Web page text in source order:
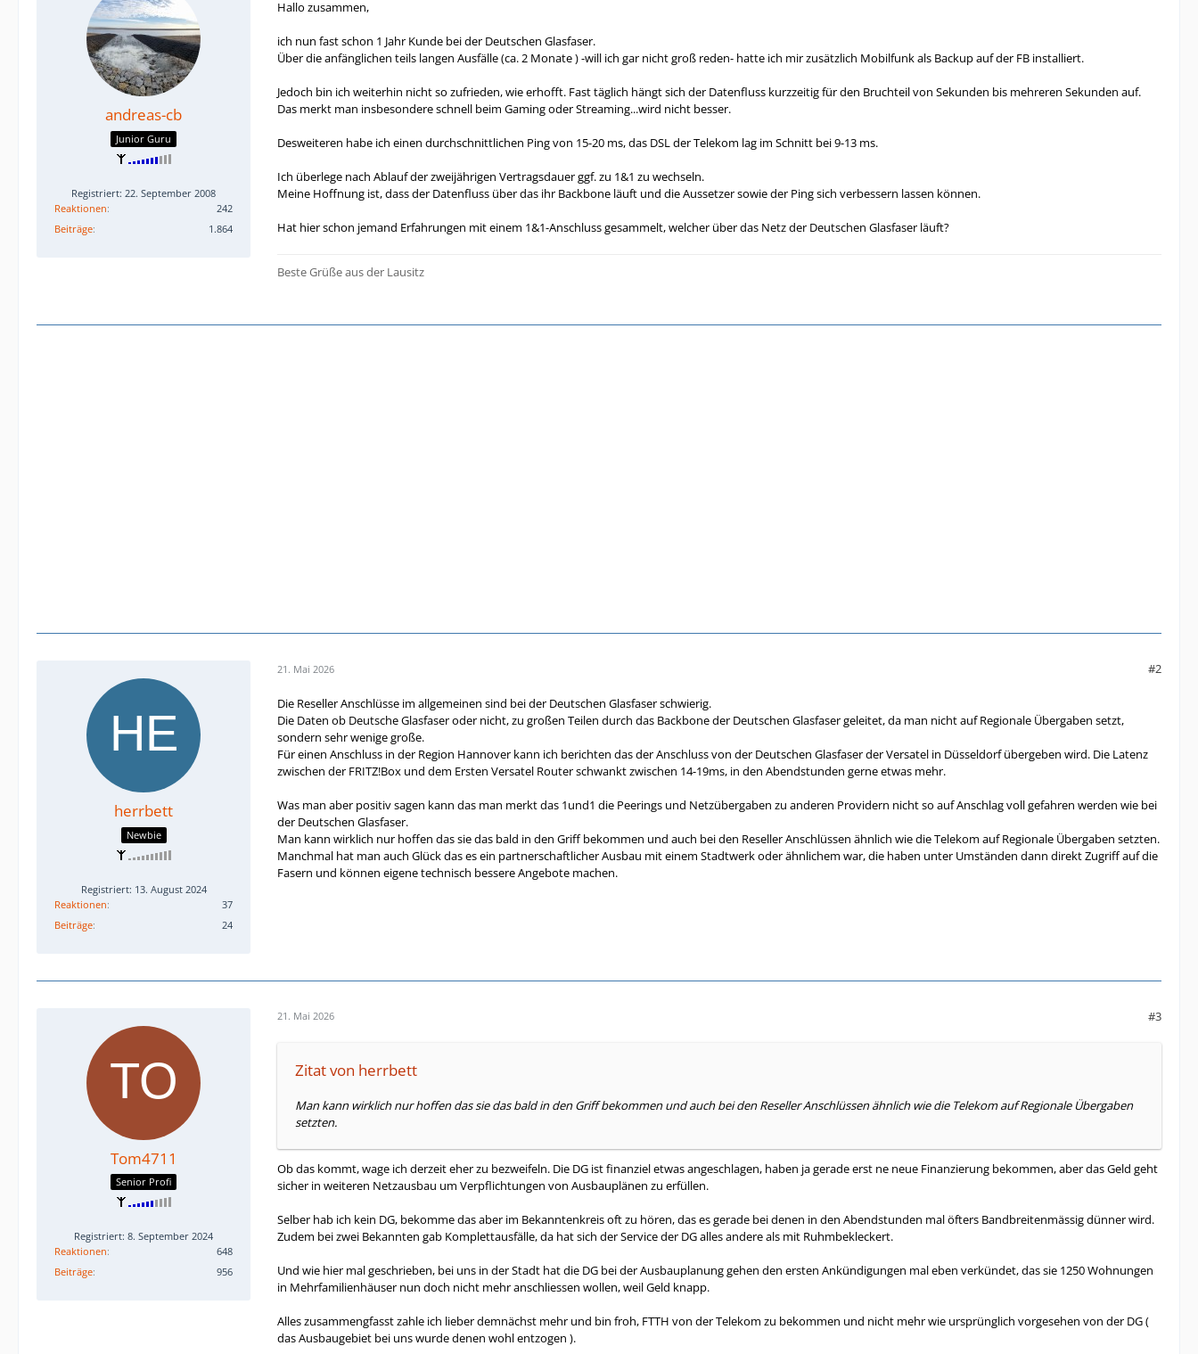
andreas-cb
Junior Guru
Registriert: 22. September 2008
Reaktionen
242
Beiträge
1.864
Hallo zusammen,
ich nun fast schon 1 Jahr Kunde bei der Deutschen Glasfaser.
Über die anfänglichen teils langen Ausfälle (ca. 2 Monate ) -will ich gar nicht groß reden- hatte ich mir zusätzlich Mobilfunk als Backup auf der FB installiert.
Jedoch bin ich weiterhin nicht so zufrieden, wie erhofft. Fast täglich hängt sich der Datenfluss kurzzeitig für den Bruchteil von Sekunden bis mehreren Sekunden auf.
Das merkt man insbesondere schnell beim Gaming oder Streaming...wird nicht besser.
Desweiteren habe ich einen durchschnittlichen Ping von 15-20 ms, das DSL der Telekom lag im Schnitt bei 9-13 ms.
Ich überlege nach Ablauf der zweijährigen Vertragsdauer ggf. zu 1&1 zu wechseln.
Meine Hoffnung ist, dass der Datenfluss über das ihr Backbone läuft und die Aussetzer sowie der Ping sich verbessern lassen können.
Hat hier schon jemand Erfahrungen mit einem 1&1-Anschluss gesammelt, welcher über das Netz der Deutschen Glasfaser läuft?
Beste Grüße aus der Lausitz
herrbett
Newbie
Registriert: 13. August 2024
Reaktionen
37
Beiträge
24
21. Mai 2026 #2
Die Reseller Anschlüsse im allgemeinen sind bei der Deutschen Glasfaser schwierig.
Die Daten ob Deutsche Glasfaser oder nicht, zu großen Teilen durch das Backbone der Deutschen Glasfaser geleitet, da man nicht auf Regionale Übergaben setzt,
sondern sehr wenige große.
Für einen Anschluss in der Region Hannover kann ich berichten das der Anschluss von der Deutschen Glasfaser der Versatel in Düsseldorf übergeben wird. Die Latenz
zwischen der FRITZ!Box und dem Ersten Versatel Router schwankt zwischen 14-19ms, in den Abendstunden gerne etwas mehr.
Was man aber positiv sagen kann das man merkt das 1und1 die Peerings und Netzübergaben zu anderen Providern nicht so auf Anschlag voll gefahren werden wie bei
der Deutschen Glasfaser.
Man kann wirklich nur hoffen das sie das bald in den Griff bekommen und auch bei den Reseller Anschlüssen ähnlich wie die Telekom auf Regionale Übergaben setzten.
Manchmal hat man auch Glück das es ein partnerschaftlicher Ausbau mit einem Stadtwerk oder ähnlichem war, die haben unter Umständen dann direkt Zugriff auf die
Fasern und können eigene technisch bessere Angebote machen.
Tom4711
Senior Profi
Registriert: 8. September 2024
Reaktionen
648
Beiträge
956
21. Mai 2026 #3
Zitat von herrbett
Man kann wirklich nur hoffen das sie das bald in den Griff bekommen und auch bei den Reseller Anschlüssen ähnlich wie die Telekom auf Regionale Übergaben
setzten.
Ob das kommt, wage ich derzeit eher zu bezweifeln. Die DG ist finanziel etwas angeschlagen, haben ja gerade erst ne neue Finanzierung bekommen, aber das Geld geht
sicher in weiteren Netzausbau um Verpflichtungen von Ausbauplänen zu erfüllen.
Selber hab ich kein DG, bekomme das aber im Bekanntenkreis oft zu hören, das es gerade bei denen in den Abendstunden mal öfters Bandbreitenmässig dünner wird.
Zudem bei zwei Bekannten gab Komplettausfälle, da hat sich der Service der DG alles andere als mit Ruhmbekleckert.
Und wie hier mal geschrieben, bei uns in der Stadt hat die DG bei der Ausbauplanung gehen den ersten Ankündigungen mal eben verkündet, das sie 1250 Wohnungen
in Mehrfamilienhäuser nun doch nicht mehr anschliessen wollen, weil Geld knapp.
Alles zusammengfasst zahle ich lieber demnächst mehr und bin froh, FTTH von der Telekom zu bekommen und nicht mehr wie ursprünglich vorgesehen von der DG (
das Ausbaugebiet bei uns wurde denen wohl entzogen ).